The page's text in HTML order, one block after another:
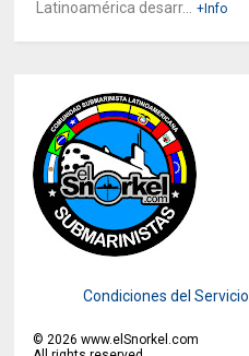
Latinoamérica desarr...
+Info
Condiciones del Servicio
© 2026 www.elSnorkel.com